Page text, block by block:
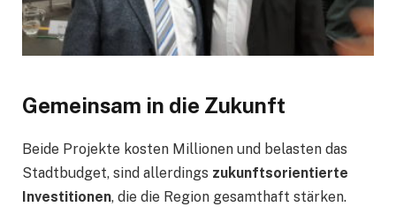
Gemeinsam in die Zukunft
Beide Projekte kosten Millionen und belasten das
Stadtbudget, sind allerdings zukunftsorientierte
Investitionen, die die Region gesamthaft stärken.